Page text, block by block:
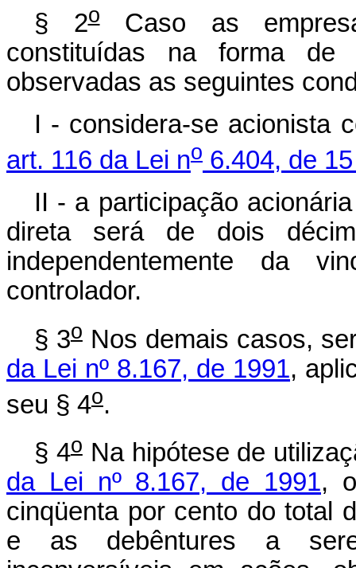
§ 2oCaso as
constituídas na forma de
observadas as seguintes
I - considera-se acionista
art. 116 da Lei no 6.404, de
II - a participação
direta será de dois
independentemente da
controlador.
§ 3oNos demais casos,
da Lei nº 8.167, de 1991,
seu § 4o.
§ 4oNa hipótese de
da Lei nº 8.167, de 1991,
cinqüenta por cento do total
e as debêntures a